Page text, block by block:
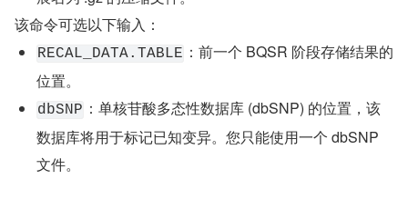
该命令可选以下输入：
RECAL_DATA.TABLE ：前一个 BQSR 阶段存储结果的
位置。
dbSNP ：单核苷酸多态性数据库 (dbSNP) 的位置，该
数据库将用于标记已知变异。您只能使用一个 dbSNP
文件。